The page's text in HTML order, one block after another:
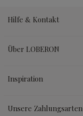
Hilfe & Kontakt
Über LOBERON
Inspiration
Unsere Zahlungsarten